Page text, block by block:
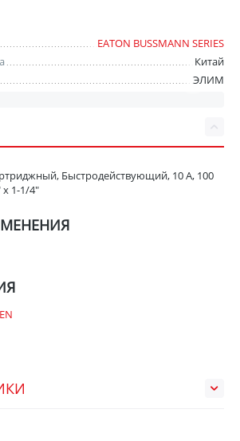
EATON BUSSMANN SERIES
Китай
ЭЛИМ
Быстродействующий, 10 А, 100
1-1/4"